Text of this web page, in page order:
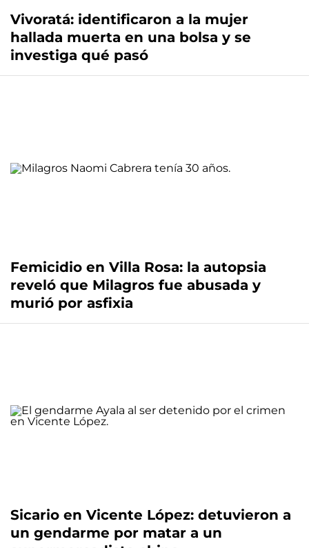
Vivoratá: identificaron a la mujer
hallada muerta en una bolsa y se
investiga qué pasó
Femicidio en Villa Rosa: la autopsia
reveló que Milagros fue abusada y
murió por asfixia
Sicario en Vicente López: detuvieron a
un gendarme por matar a un